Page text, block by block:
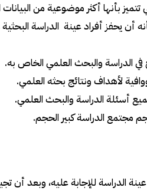
تتميز بأنها أكثر موضوعية من
يحفز أفراد عينة الدراسة البحثية
الدراسة والبحث العلمي الخاص به.
لأهداف ونتائج بحثه العلمي.
أسئلة الدراسة والبحث العلمي.
مجتمع الدراسة كبير الحجم.
الدراسة للإجابة عليه، وبعد أن